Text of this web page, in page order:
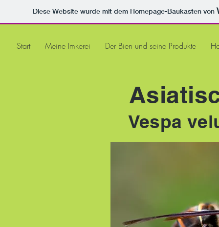
Diese Website wurde mit dem Homepage-Baukasten von
Start Meine Imkerei Der Bien und seine Produkte
Vespa